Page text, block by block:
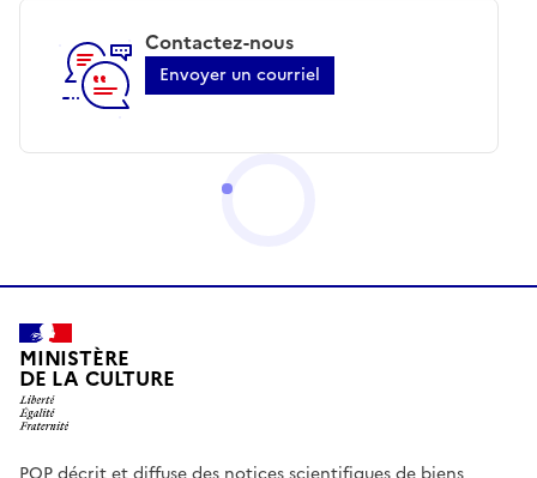
Contactez-nous
Envoyer un courriel
MINISTÈRE
DE LA CULTURE